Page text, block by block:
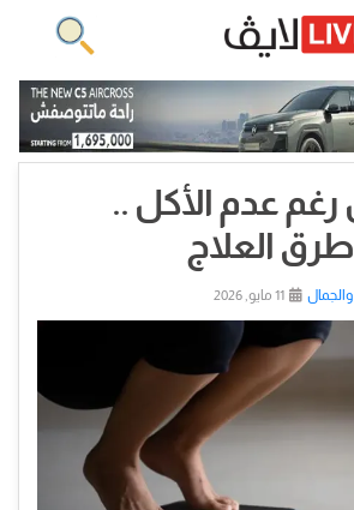
رغم عدم الأكل ..
العلاج